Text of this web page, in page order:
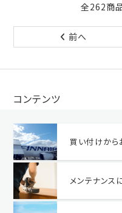
全262商
前へ
コンテンツ
買い付けから
メンテナンス